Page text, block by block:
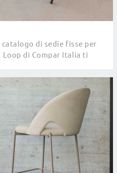
di sedie fisse per
di Compar Italia ti